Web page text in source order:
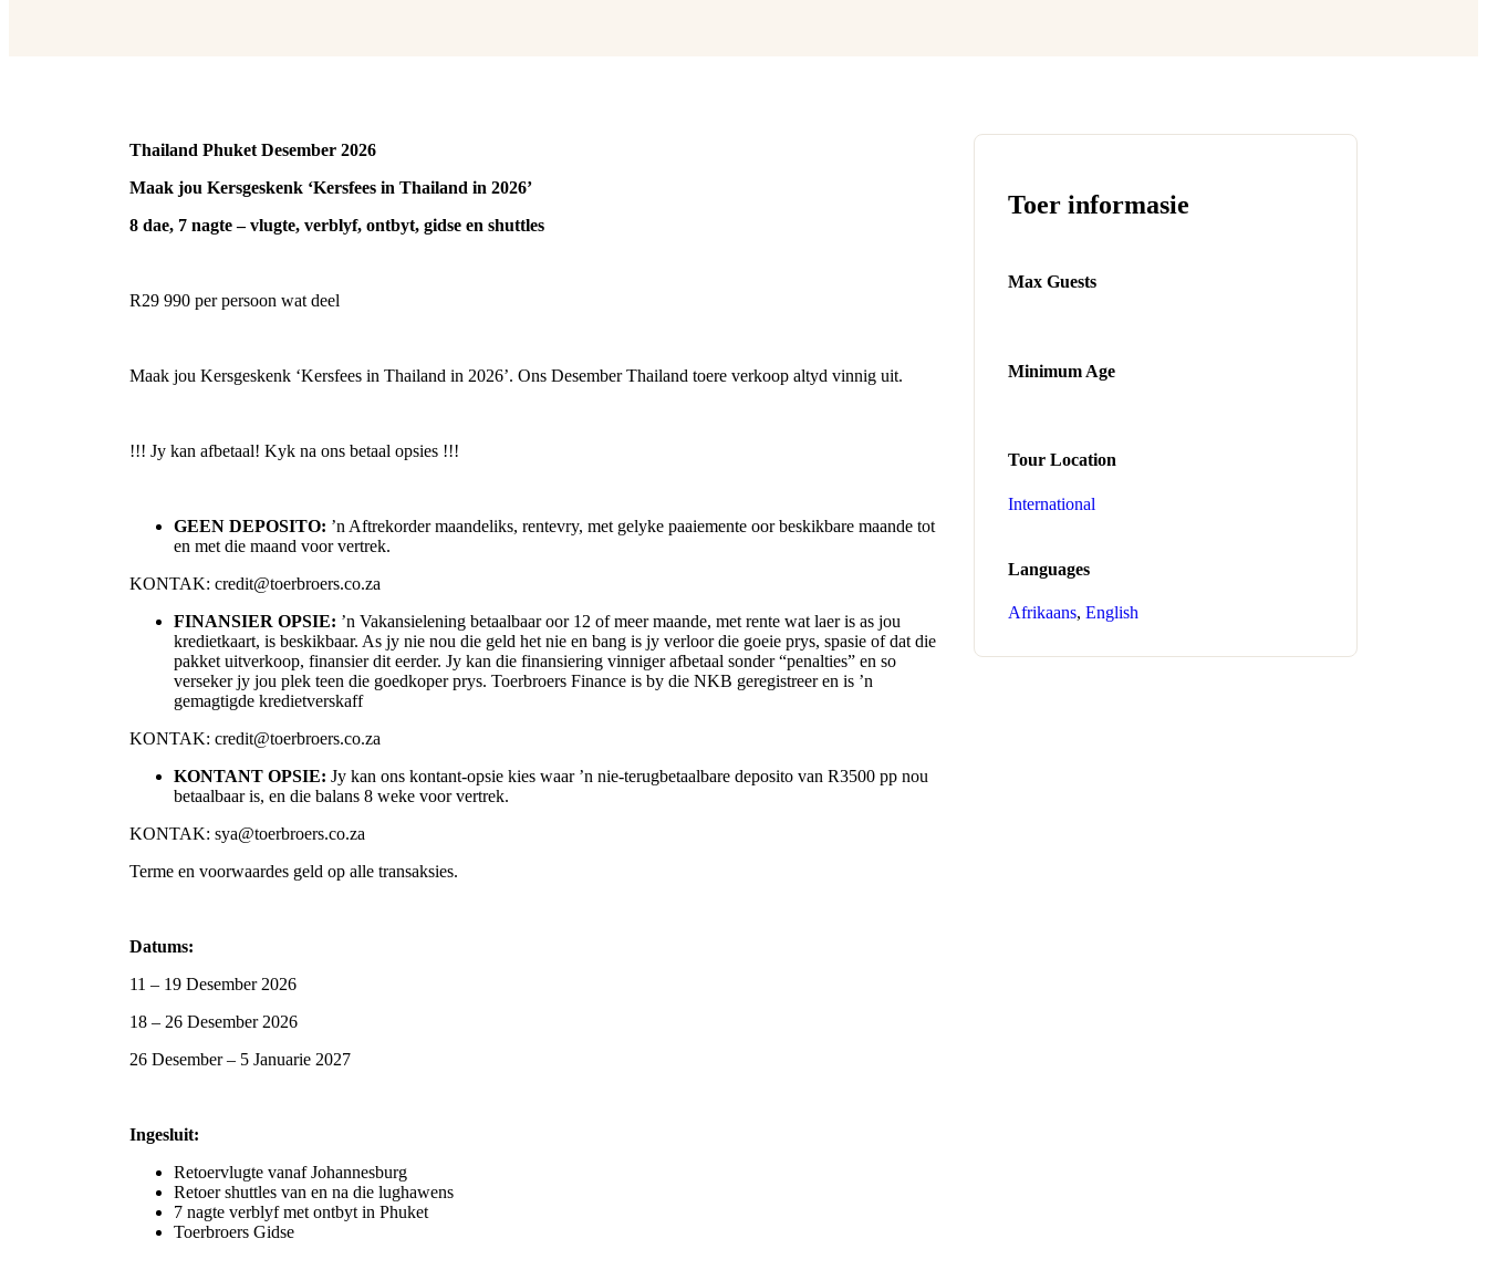
Thailand Phuket Desember 2026
Maak jou Kersgeskenk ‘Kersfees in Thailand in 2026’
8 dae, 7 nagte – vlugte, verblyf, ontbyt, gidse en shuttles
R29 990 per persoon wat deel
Maak jou Kersgeskenk ‘Kersfees in Thailand in 2026’. Ons Desember Thailand toere verkoop altyd vinnig uit.
!!! Jy kan afbetaal! Kyk na ons betaal opsies !!!
GEEN DEPOSITO: ’n Aftrekorder maandeliks, rentevry, met gelyke paaiemente oor beskikbare maande tot
en met die maand voor vertrek.
KONTAK: credit@toerbroers.co.za
FINANSIER OPSIE: ’n Vakansielening betaalbaar oor 12 of meer maande, met rente wat laer is as jou
kredietkaart, is beskikbaar. As jy nie nou die geld het nie en bang is jy verloor die goeie prys, spasie of dat die
pakket uitverkoop, finansier dit eerder. Jy kan die finansiering vinniger afbetaal sonder “penalties” en so
verseker jy jou plek teen die goedkoper prys. Toerbroers Finance is by die NKB geregistreer en is ’n
gemagtigde kredietverskaff
KONTAK: credit@toerbroers.co.za
KONTANT OPSIE: Jy kan ons kontant-opsie kies waar ’n nie-terugbetaalbare deposito van R3500 pp nou
betaalbaar is, en die balans 8 weke voor vertrek.
KONTAK: sya@toerbroers.co.za
Terme en voorwaardes geld op alle transaksies.
Datums:
11 – 19 Desember 2026
18 – 26 Desember 2026
26 Desember – 5 Januarie 2027
Ingesluit:
Retoervlugte vanaf Johannesburg
Retoer shuttles van en na die lughawens
7 nagte verblyf met ontbyt in Phuket
Toerbroers Gidse
Toer informasie
Max Guests
Minimum Age
Tour Location
International
Languages
Afrikaans,English